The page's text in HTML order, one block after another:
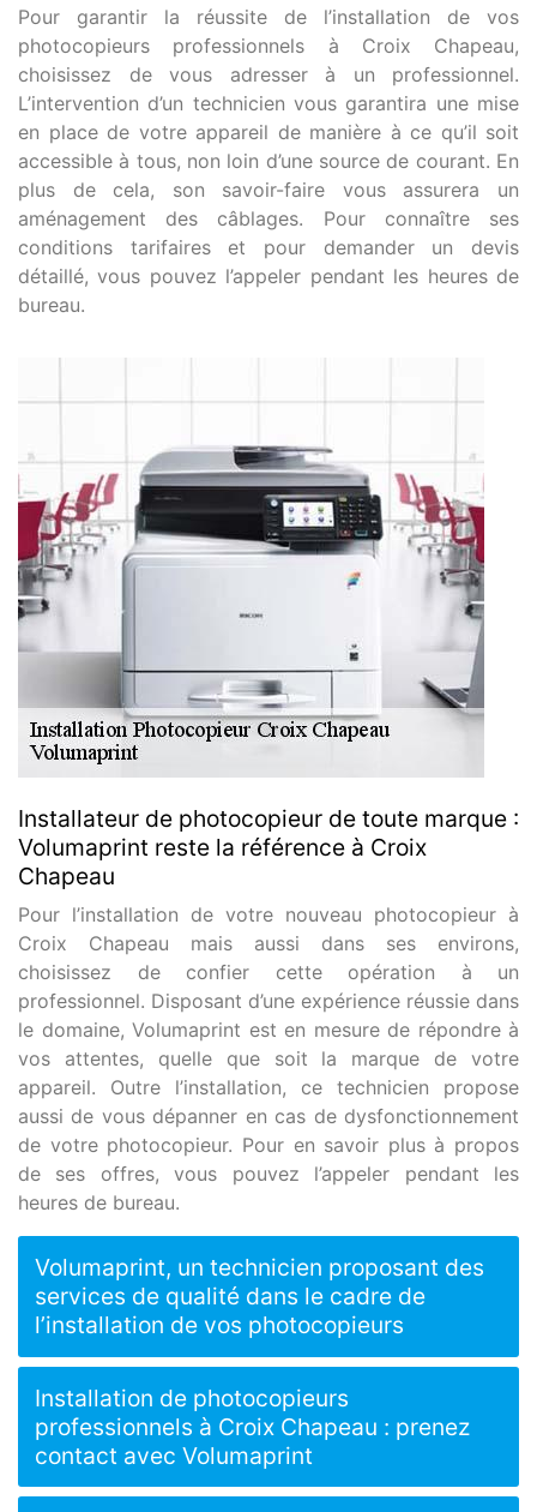
Pour garantir la réussite de l’installation de vos
photocopieurs professionnels à Croix Chapeau,
choisissez de vous adresser à un professionnel.
L’intervention d’un technicien vous garantira une mise
en place de votre appareil de manière à ce qu’il soit
accessible à tous, non loin d’une source de courant. En
plus de cela, son savoir-faire vous assurera un
aménagement des câblages. Pour connaître ses
conditions tarifaires et pour demander un devis
détaillé, vous pouvez l’appeler pendant les heures de
bureau.
Installateur de photocopieur de toute marque :
Volumaprint reste la référence à Croix
Chapeau
Pour l’installation de votre nouveau photocopieur à
Croix Chapeau mais aussi dans ses environs,
choisissez de confier cette opération à un
professionnel. Disposant d’une expérience réussie dans
le domaine, Volumaprint est en mesure de répondre à
vos attentes, quelle que soit la marque de votre
appareil. Outre l’installation, ce technicien propose
aussi de vous dépanner en cas de dysfonctionnement
de votre photocopieur. Pour en savoir plus à propos
de ses offres, vous pouvez l’appeler pendant les
heures de bureau.
Volumaprint, un technicien proposant des
services de qualité dans le cadre de
l’installation de vos photocopieurs
Installation de photocopieurs
professionnels à Croix Chapeau : prenez
contact avec Volumaprint